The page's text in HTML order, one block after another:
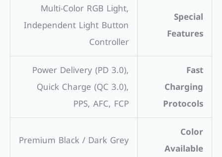
Special
Features
Multi-Color RGB Light,
Independent Light Button
Controller
Fast
Charging
Protocols
Power Delivery (PD 3.0),
Quick Charge (QC 3.0),
PPS, AFC, FCP
Color
Available
Premium Black / Dark Grey